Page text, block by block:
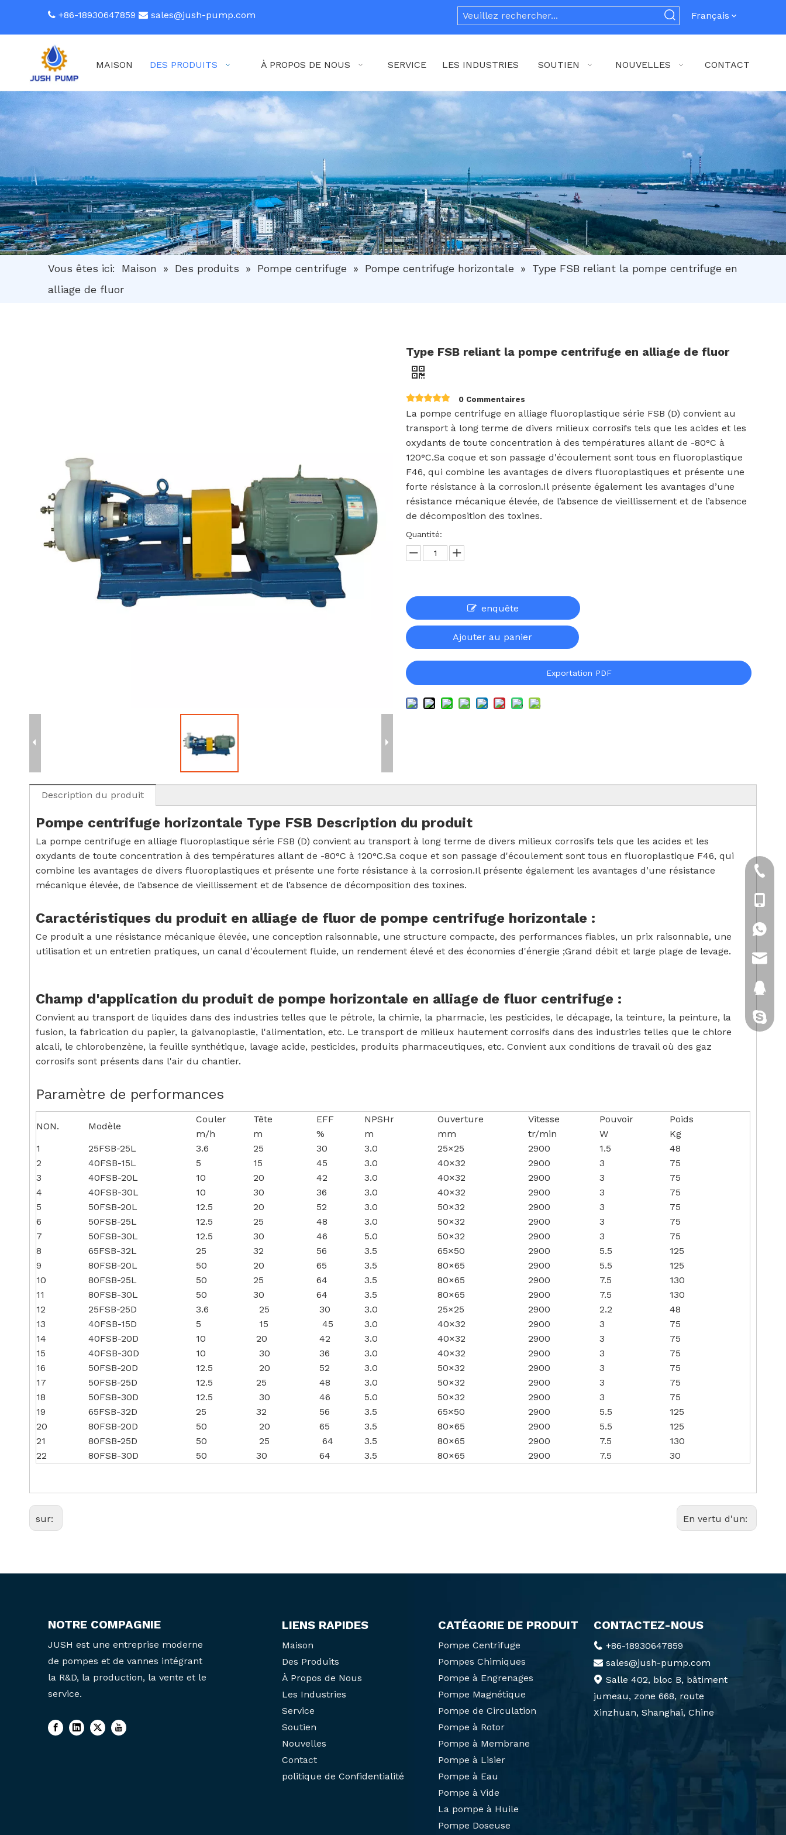
 +86-18930647859  sales@jush-pump.com Français
MAISON DES PRODUITS À PROPOS DE NOUS SERVICE LES INDUSTRIES SOUTIEN NOUVELLES CONTACT
Vous êtes ici: Maison » Des produits » Pompe centrifuge » Pompe centrifuge horizontale »
Type FSB reliant la pompe centrifuge en
alliage de fluor
Type FSB reliant la pompe centrifuge en alliage de fluor
0 Commentaires
La pompe centrifuge en alliage fluoroplastique série FSB (D) convient au
transport à long terme de divers milieux corrosifs tels que les acides et les
oxydants de toute concentration à des températures allant de -80°C à
120°C.Sa coque et son passage d'écoulement sont tous en fluoroplastique
F46, qui combine les avantages de divers fluoroplastiques et présente une
forte résistance à la corrosion.Il présente également les avantages d’une
résistance mécanique élevée, de l’absence de vieillissement et de l’absence
de décomposition des toxines.
Quantité:
enquête
Ajouter au panier
Exportation PDF
Description du produit
Pompe centrifuge horizontale Type FSB Description du produit
La pompe centrifuge en alliage fluoroplastique série FSB (D) convient au transport à long terme de divers milieux corrosifs tels que les acides et les
oxydants de toute concentration à des températures allant de -80°C à 120°C.Sa coque et son passage d'écoulement sont tous en fluoroplastique F46, qui
combine les avantages de divers fluoroplastiques et présente une forte résistance à la corrosion.Il présente également les avantages d’une résistance
mécanique élevée, de l’absence de vieillissement et de l’absence de décomposition des toxines.
Caractéristiques du produit en alliage de fluor de pompe centrifuge horizontale :
Ce produit a une résistance mécanique élevée, une conception raisonnable, une structure compacte, des performances fiables, un prix raisonnable, une
utilisation et un entretien pratiques, un canal d'écoulement fluide, un rendement élevé et des économies d'énergie ;Grand débit et large plage de levage.
Champ d'application du produit de pompe horizontale en alliage de fluor centrifuge :
Convient au transport de liquides dans des industries telles que le pétrole, la chimie, la pharmacie, les pesticides, le décapage, la teinture, la peinture, la
fusion, la fabrication du papier, la galvanoplastie, l'alimentation, etc. Le transport de milieux hautement corrosifs dans des industries telles que le chlore
alcali, le chlorobenzène, la feuille synthétique, lavage acide, pesticides, produits pharmaceutiques, etc. Convient aux conditions de travail où des gaz
corrosifs sont présents dans l'air du chantier.
Paramètre de performances
NON. Modèle
Couler Tête EFF NPSHr Ouverture Vitesse Pouvoir
Poids
m/h
m % m mm tr/min W
Kg
1
25FSB-25L 3.6 25 30 3.0 25×25 2900 1.5
48
2
40FSB-15L 5 15 45 3.0 40×32 2900 3
75
3
40FSB-20L 10 20 42 3.0 40×32 2900 3
75
4
40FSB-30L 10 30 36 3.0 40×32 2900 3
75
5
50FSB-20L 12.5 20 52 3.0 50×32 2900 3
75
6
50FSB-25L 12.5 25 48 3.0 50×32 2900 3
75
7
50FSB-30L 12.5 30 46 5.0 50×32 2900 3
75
8
65FSB-32L 25 32 56 3.5 65×50 2900 5.5
125
9
80FSB-20L 50 20 65 3.5 80×65 2900 5.5
125
10
80FSB-25L 50 25 64 3.5 80×65 2900 7.5
130
11
80FSB-30L 50 30 64 3.5 80×65 2900 7.5
130
12
25FSB-25D 3.6 25 30 3.0 25×25 2900 2.2
48
13
40FSB-15D 5 15 45 3.0 40×32 2900 3
75
14
40FSB-20D 10 20 42 3.0 40×32 2900 3
75
15
40FSB-30D 10 30 36 3.0 40×32 2900 3
75
16
50FSB-20D 12.5 20 52 3.0 50×32 2900 3
75
17
50FSB-25D 12.5 25 48 3.0 50×32 2900 3
75
18
50FSB-30D 12.5 30 46 5.0 50×32 2900 3
75
19
65FSB-32D 25 32 56 3.5 65×50 2900 5.5
125
20
80FSB-20D 50 20 65 3.5 80×65 2900 5.5
125
21
80FSB-25D 50 25 64 3.5 80×65 2900 7.5
130
22
80FSB-30D 50 30 64 3.5 80×65 2900 7.5 30
sur: En vertu d'un:
NOTRE COMPAGNIE
JUSH est une entreprise moderne
de pompes et de vannes intégrant
la R&D, la production, la vente et le
service.
LIENS RAPIDES
Maison
Des Produits
À Propos de Nous
Les Industries
Service
Soutien
Nouvelles
Contact
politique de Confidentialité
CATÉGORIE DE PRODUIT
Pompe Centrifuge
Pompes Chimiques
Pompe à Engrenages
Pompe Magnétique
Pompe de Circulation
Pompe à Rotor
Pompe à Membrane
Pompe à Lisier
Pompe à Eau
Pompe à Vide
La pompe à Huile
Pompe Doseuse
CONTACTEZ-NOUS
 +86-18930647859
 sales@jush-pump.com
 Salle 402, bloc B, bâtiment
jumeau, zone 668, route
Xinzhuan, Shanghai, Chine
+86-
+86-
cixi-kitty